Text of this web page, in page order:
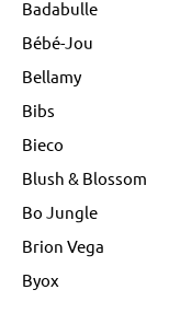
Badabulle
Bébé-Jou
Bellamy
Bibs
Bieco
Blush & Blossom
Bo Jungle
Brion Vega
Byox